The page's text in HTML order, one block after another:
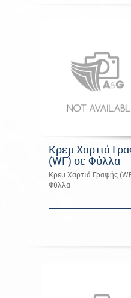
Κρεμ Χαρτιά
(WF) σε Φύλλα
Κρεμ Χαρτιά Γραφής
Φύλλα